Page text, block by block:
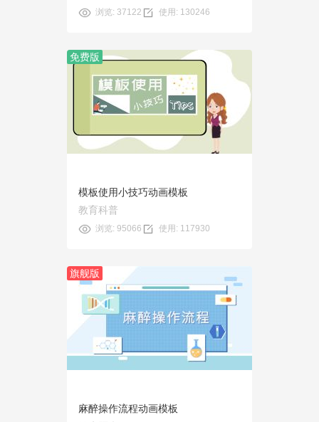
浏览: 37122 使用: 130246
免费版
预览
模板使用小技巧动画模板
教育科普
浏览: 95066 使用: 117930
旗舰版
预览
麻醉操作流程动画模板